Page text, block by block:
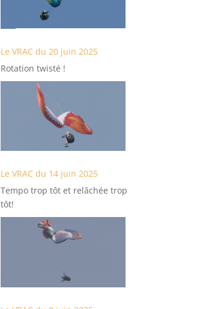
Le VRAC du 20 juin 2025
Rotation twisté !
Le VRAC du 14 juin 2025
Tempo trop tôt et relâchée trop
tôt!